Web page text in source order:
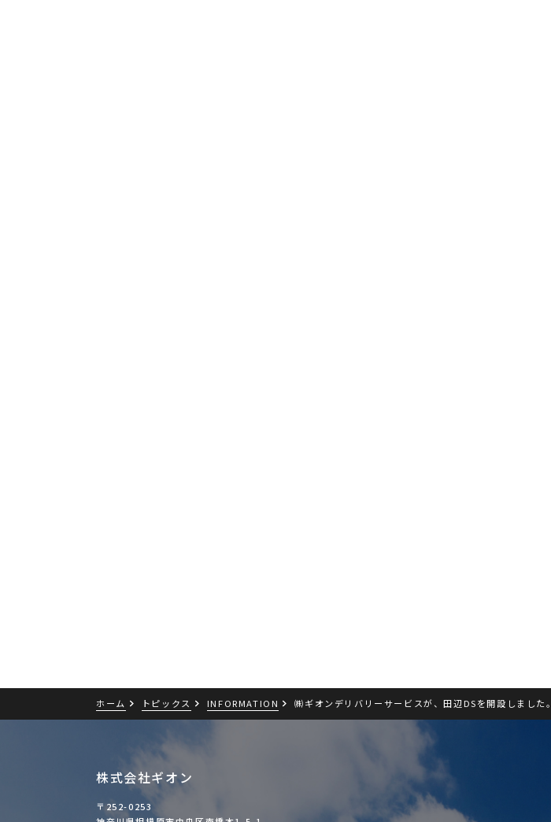
ホーム トピックス INFORMATION ㈱ギオンデリバリーサービスが、田辺DSを開設しました。
株式会社ギオン
〒252-0253